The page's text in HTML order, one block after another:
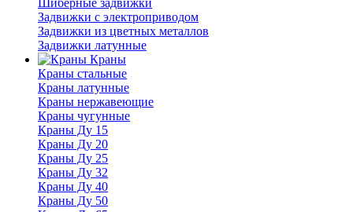
Шиберные задвижки
Задвижки с электроприводом
Задвижки из цветных металлов
Задвижки латунные
Краны
Краны стальные
Краны латунные
Краны нержавеющие
Краны чугунные
Краны Ду 15
Краны Ду 20
Краны Ду 25
Краны Ду 32
Краны Ду 40
Краны Ду 50